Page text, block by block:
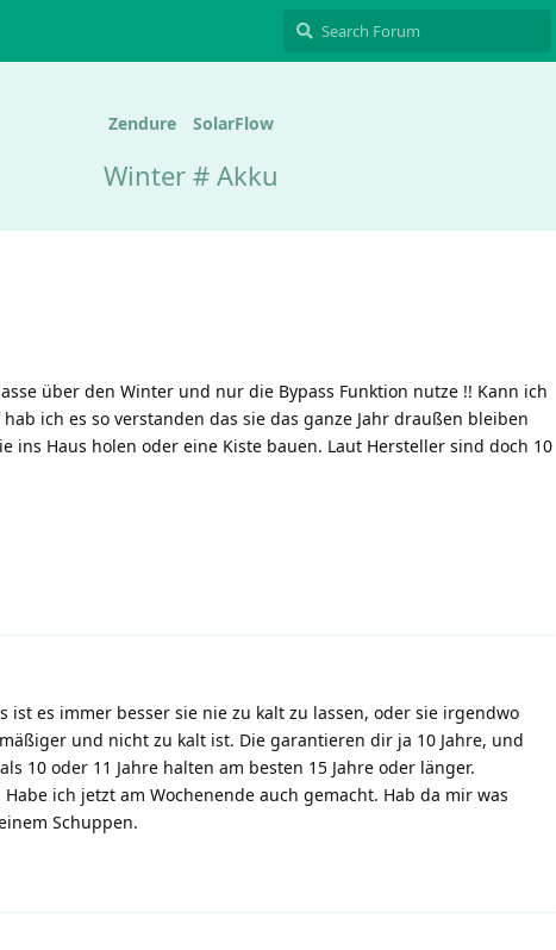
Zendure SolarFlow
Winter # Akku
über den Winter und nur die Bypass Funktion nutze !! Kann ich
ich es so verstanden das sie das ganze Jahr draußen bleiben
ins Haus holen oder eine Kiste bauen. Laut Hersteller sind doch 10
ist es immer besser sie nie zu kalt zu lassen, oder sie irgendwo
und nicht zu kalt ist. Die garantieren dir ja 10 Jahre, und
10 oder 11 Jahre halten am besten 15 Jahre oder länger.
ich jetzt am Wochenende auch gemacht. Hab da mir was
Schuppen.